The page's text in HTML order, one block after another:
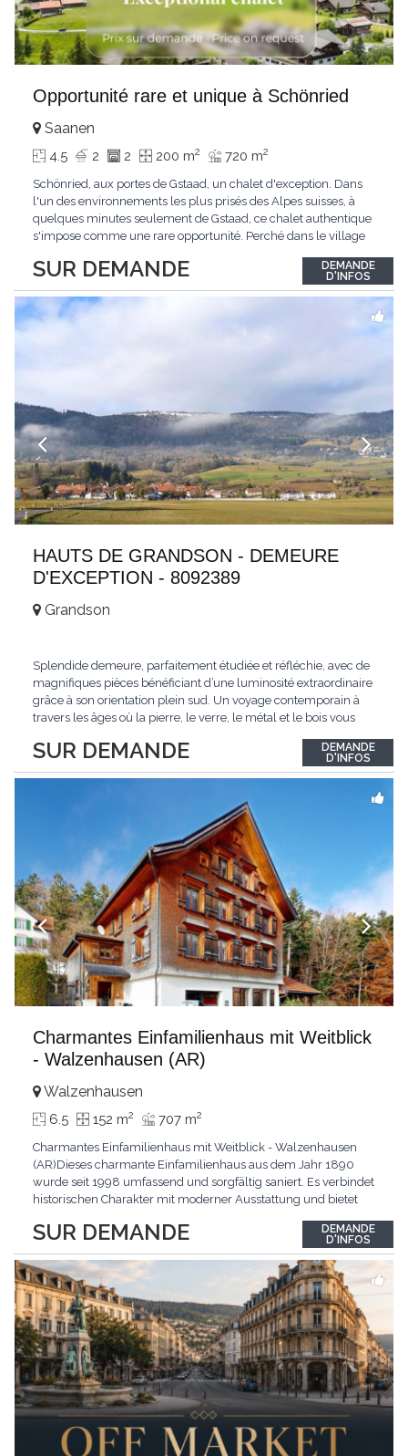
Opportunité rare et unique à Schönried
SUR DEMANDE
Saanen
4.5 2 2 200 m2 720 m2
Schönried, aux portes de Gstaad, un chalet d'exception. Dans
l'un des environnements les plus prisés des Alpes suisses, à
quelques minutes seulement de Gstaad, ce chalet authentique
s'impose comme une rare opportunité. Perché dans le village
station et les sommets qui l'encadrent, un spectacle qui change
au fil des saisons. Avec...
DEMANDE
D'INFOS
HAUTS DE GRANDSON - DEMEURE
D'EXCEPTION - 8092389
SUR DEMANDE
Grandson
Splendide demeure, parfaitement étudiée et réfléchie, avec de
magnifiques pièces bénéficiant d’une luminosité extraordinaire
grâce à son orientation plein sud. Un voyage contemporain à
travers les âges où la pierre, le verre, le métal et le bois vous
de Grandson, entourée de nature et d’un verger de fruitiers, et...
DEMANDE
D'INFOS
Charmantes Einfamilienhaus mit Weitblick
- Walzenhausen (AR)
SUR DEMANDE
Walzenhausen
6.5 152 m2 707 m2
Charmantes Einfamilienhaus mit Weitblick - Walzenhausen
(AR)Dieses charmante Einfamilienhaus aus dem Jahr 1890
wurde seit 1998 umfassend und sorgfältig saniert. Es verbindet
historischen Charakter mit moderner Ausstattung und bietet
Walzenhausen überzeugt durch die Nähe zur Natur, gute
Erreichbarkeit und ein angenehmes Wohnumfeld. Highlights...
DEMANDE
D'INFOS